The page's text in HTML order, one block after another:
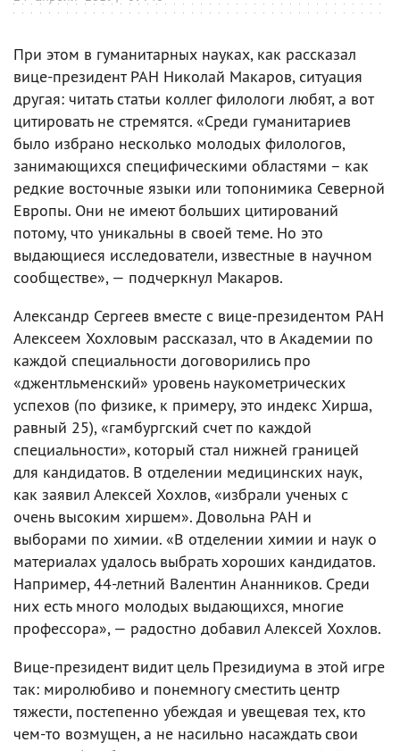
При этом в гуманитарных науках, как рассказал
вице-президент РАН Николай Макаров, ситуация
другая: читать статьи коллег филологи любят, а вот
цитировать не стремятся. «Среди гуманитариев
было избрано несколько молодых филологов,
занимающихся специфическими областями – как
редкие восточные языки или топонимика Северной
Европы. Они не имеют больших цитирований
потому, что уникальны в своей теме. Но это
выдающиеся исследователи, известные в научном
сообществе», — подчеркнул Макаров.
Александр Сергеев вместе с вице-президентом РАН
Алексеем Хохловым рассказал, что в Академии по
каждой специальности договорились про
«джентльменский» уровень наукометрических
успехов (по физике, к примеру, это индекс Хирша,
равный 25), «гамбургский счет по каждой
специальности», который стал нижней границей
для кандидатов. В отделении медицинских наук,
как заявил Алексей Хохлов, «избрали ученых с
очень высоким хиршем». Довольна РАН и
выборами по химии. «В отделении химии и наук о
материалах удалось выбрать хороших кандидатов.
Например, 44-летний Валентин Ананников. Среди
них есть много молодых выдающихся, многие
профессора», — радостно добавил Алексей Хохлов.
Вице-президент видит цель Президиума в этой игре
так: миролюбиво и понемногу сместить центр
тяжести, постепенно убеждая и увещевая тех, кто
чем-то возмущен, а не насильно насаждать свои